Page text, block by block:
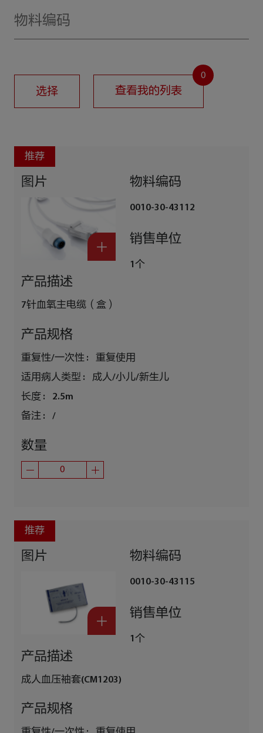
选择 查看我的列表
0
推荐
图片 物料编码
0010-30-43112
销售单位
1个
产品描述
7针血氧主电缆（盒）
产品规格
重复性/一次性 :
重复使用
适用病人类型 :
成人/小儿/新生儿
长度 :
2.5m
备注 :
/
数量
推荐
图片 物料编码
0010-30-43115
销售单位
1个
产品描述
成人血压袖套(CM1203)
产品规格